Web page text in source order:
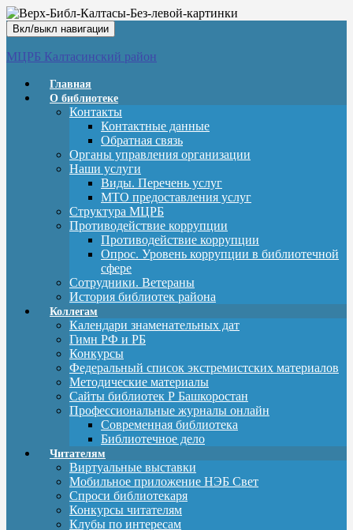
Вкл/выкл навигации
МЦРБ Калтасинский район
Главная
О библиотеке
Контакты
Контактные данные
Обратная связь
Органы управления организации
Наши услуги
Виды. Перечень услуг
МТО предоставления услуг
Структура МЦРБ
Противодействие коррупции
Противодействие коррупции
Опрос. Уровень коррупции в библиотечной
сфере
Сотрудники. Ветераны
История библиотек района
Коллегам
Календари знаменательных дат
Гимн РФ и РБ
Конкурсы
Федеральный список экстремистских материалов
Методические материалы
Сайты библиотек Р Башкоростан
Профессиональные журналы онлайн
Современная библиотека
Библиотечное дело
Читателям
Виртуальные выставки
Мобильное приложение НЭБ Свет
Спроси библиотекаря
Конкурсы читателям
Клубы по интересам